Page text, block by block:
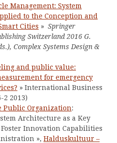
Management: System
to the Conception and
Cities » Springer
Switzerland 2016 G.
Complex Systems Design &
and public value:
for emergency
» International Business
2 2013)
Public Organization:
Architecture as a Key
Foster Innovation Capabilities
», Halduskultuur –